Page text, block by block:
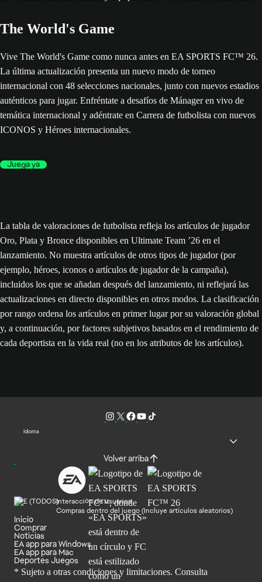
The World's Game
Vive The World's Game como nunca antes en EA SPORTS FC™ 26.
La última actualización presenta un nuevo modo de torneo
internacional con 48 selecciones nacionales, junto con nuevos estadios
auténticos para jugar. Enfréntate a desafíos de Mánager en vivo de
temática internacional y adéntrate en Carrera de futbolista con nuevos
ICONOS y Héroes internacionales.
Juega ya
La tabla de valoraciones de futbolista refleja los artículos de jugador
Oro, Plata y Bronce disponibles en Ultimate Team ’26 en el
lanzamiento. No muestra artículos de otros tipos de jugador (por
ejemplo, héroes, iconos o artículos de jugador de la campaña),
incluidos los que se añadan después del lanzamiento, ni reflejará las
actualizaciones en directo disponibles en otros modos. La clasificación
por rango ordena los artículos en primer lugar por su valoración global
y, a continuación, por factores subjetivos basados en el rendimiento de
cada deportista en la vida real (no en los atributos de los artículos).
Idioma
Volver arriba
Interacción de usuarios
Compras dentro del juego (Incluye artículos aleatorios)
Inicio
Comprar
Noticias
EA app para Windows
EA app para Mac
Deportes Juegos
* Sujeto a otras condiciones y limitaciones. Consulta